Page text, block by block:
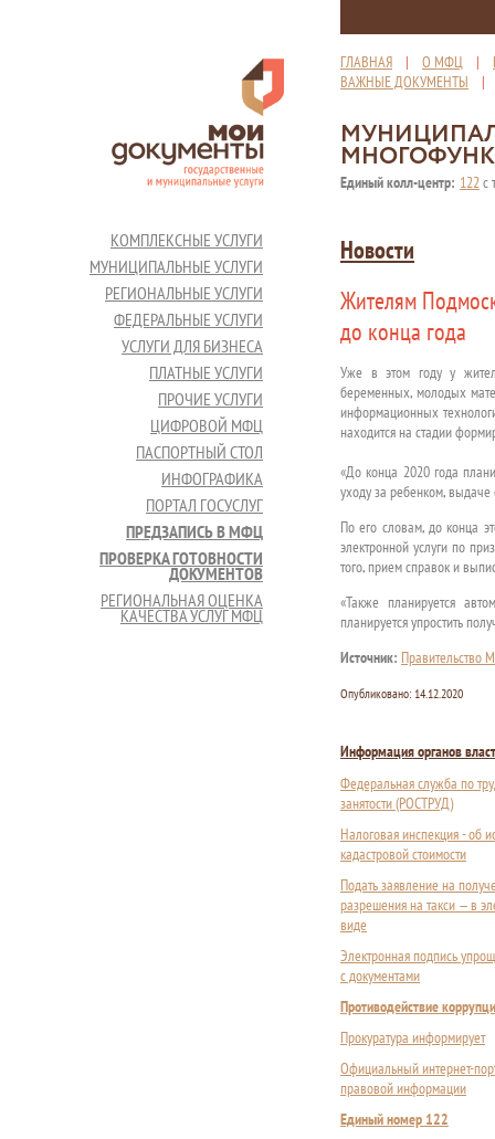
ГЛАВНАЯ | О МФЦ |
ВАЖНЫЕ ДОКУМЕНТЫ
Единый колл-центр: 122с
КОМПЛЕКСНЫЕ УСЛУГИ
МУНИЦИПАЛЬНЫЕ УСЛУГИ
РЕГИОНАЛЬНЫЕ УСЛУГИ
ФЕДЕРАЛЬНЫЕ УСЛУГИ
УСЛУГИ ДЛЯ БИЗНЕСА
ПЛАТНЫЕ УСЛУГИ
ПРОЧИЕ УСЛУГИ
ЦИФРОВОЙ МФЦ
ПАСПОРТНЫЙ СТОЛ
ИНФОГРАФИКА
ПОРТАЛ ГОСУСЛУГ
ПРЕДЗАПИСЬ В МФЦ
ПРОВЕРКА ГОТОВНОСТИ
ДОКУМЕНТОВ
РЕГИОНАЛЬНАЯ ОЦЕНКА
КАЧЕСТВА УСЛУГ МФЦ
Новости
Жителям
до конца года
Уже в этом году у
беременных, молодых
информационных
находится на стадии
«До конца 2020 года
уходу за ребенком, выдаче
По его словам, до конца
электронной услуги по
того, прием справок и
«Также планируется
планируется упростить
Источник: Правительство
Опубликовано: 14.12.2020
Информация органов
Федеральная служба по
занятости (РОСТРУД)
Налоговая инспекция - об
кадастровой стоимости
Подать заявление на
разрешения на такси — в
виде
Электронная подпись
с документами
Противодействие
Прокуратура информирует
Официальный интернет-
правовой информации
Единый номер 122